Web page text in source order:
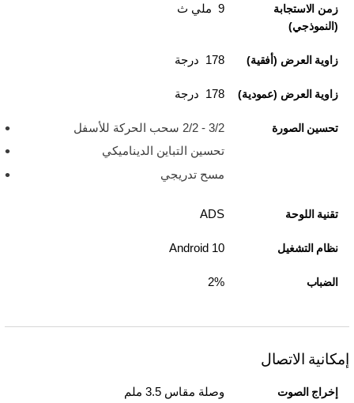
زمن الاستجابة
(النموذجي)
9 ملي ث
زاوية العرض (أفقية) 178 درجة
زاوية العرض (عمودية) 178 درجة
تحسين الصورة
3/2 - 2/2 سحب الحركة للأسفل
تحسين التباين الديناميكي
مسح تدريجي
تقنية اللوحة ADS
نظام التشغيل Android 10
الضباب 2%
إمكانية الاتصال
إخراج الصوت وصلة مقاس 3.5 ملم